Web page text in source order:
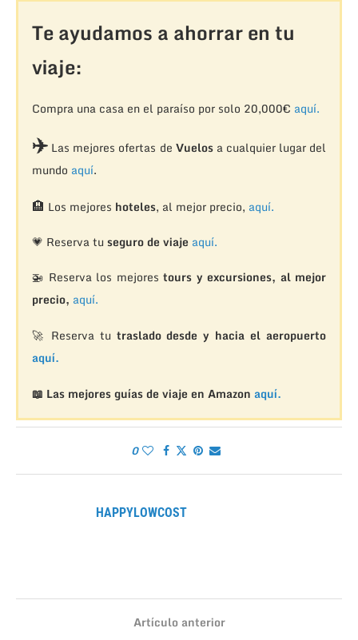
Te ayudamos a ahorrar en tu
viaje:
Compra una casa en el paraíso por solo 20,000€ aquí.
✈️Las mejores ofertas de Vuelosa cualquier lugar del
mundo aquí.
🏨 Los mejores hoteles, al mejor precio, aquí.
💗 Reserva tu seguro de viaje aquí.
🚁 Reserva los mejorestours y excursiones, al mejor
precio, aquí.
🚀 Reserva tu traslado desde y hacia el aeropuerto
aquí.
📖 Las mejores guías de viaje en Amazon aquí.
0
HAPPYLOWCOST
Artículo anterior